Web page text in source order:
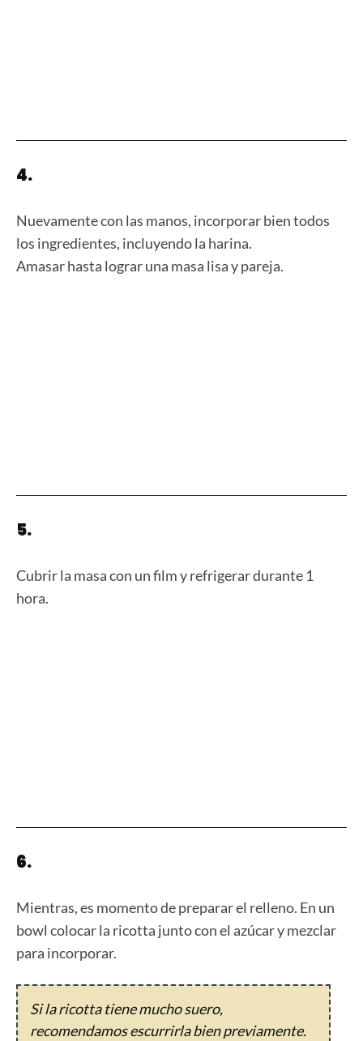
4.
Nuevamente con las manos, incorporar bien todos
los ingredientes, incluyendo la harina.
Amasar hasta lograr una masa lisa y pareja.
5.
Cubrir la masa con un film y refrigerar durante 1
hora.
6.
Mientras, es momento de preparar el relleno. En un
bowl colocar la ricotta junto con el azúcar y mezclar
para incorporar.
Si la ricotta tiene mucho suero,
recomendamos escurrirla bien previamente.